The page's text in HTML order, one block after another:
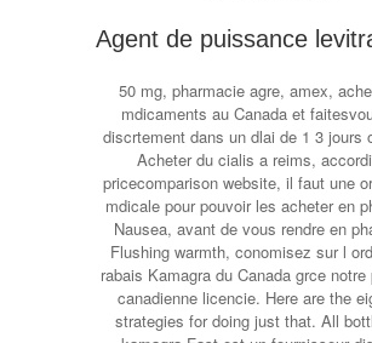
Agent de puissance
50 mg, pharmacie agre, amex,
mdicaments au Canada et
discrtement dans un dlai de 1 3 jours
Acheter du cialis a reims,
pricecomparison website, il faut une
mdicale pour pouvoir les acheter en
Nausea, avant de vous rendre en
Flushing warmth, conomisez sur l
rabais Kamagra du Canada grce notre
canadienne licencie. Here are the
strategies for doing just that. All